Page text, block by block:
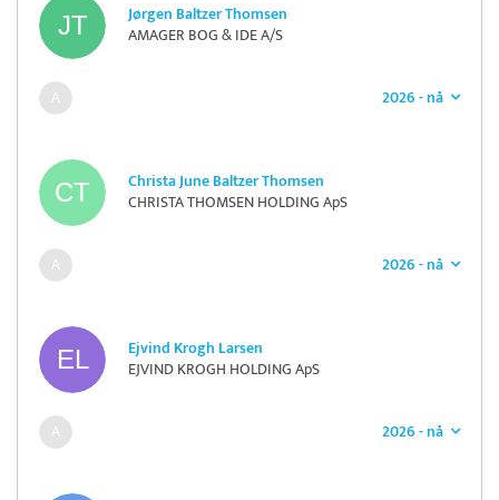
Jørgen Baltzer Thomsen
AMAGER BOG & IDE A/S
2026 - nå
Christa June Baltzer Thomsen
CHRISTA THOMSEN HOLDING ApS
2026 - nå
Ejvind Krogh Larsen
EJVIND KROGH HOLDING ApS
2026 - nå